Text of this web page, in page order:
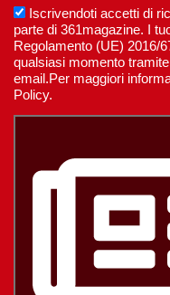
Iscrivendoti accetti di
parte di 361magazine. I
Regolamento (UE) 2016/
qualsiasi momento
email.Per maggiori
Policy.